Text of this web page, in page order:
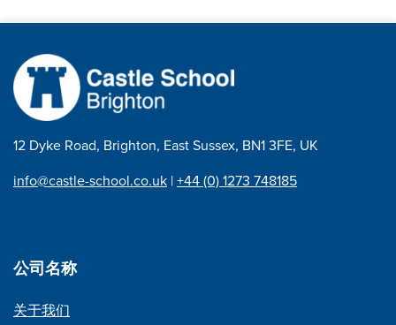
12 Dyke Road, Brighton, East Sussex, BN1 3FE, UK
info@castle-school.co.uk |+44 (0) 1273 748185
公司名称
关于我们